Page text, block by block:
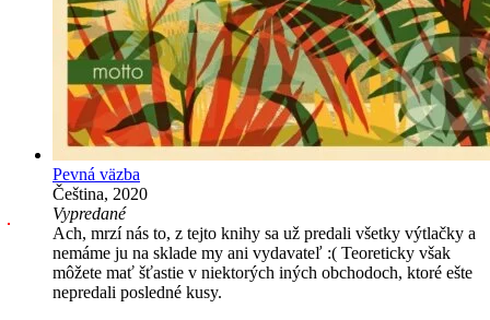
Pevná väzba
Čeština, 2020
Vypredané
Ach, mrzí nás to, z tejto knihy sa už predali všetky výtlačky a
nemáme ju na sklade my ani vydavateľ :( Teoreticky však
môžete mať šťastie v niektorých iných obchodoch, ktoré ešte
nepredali posledné kusy.